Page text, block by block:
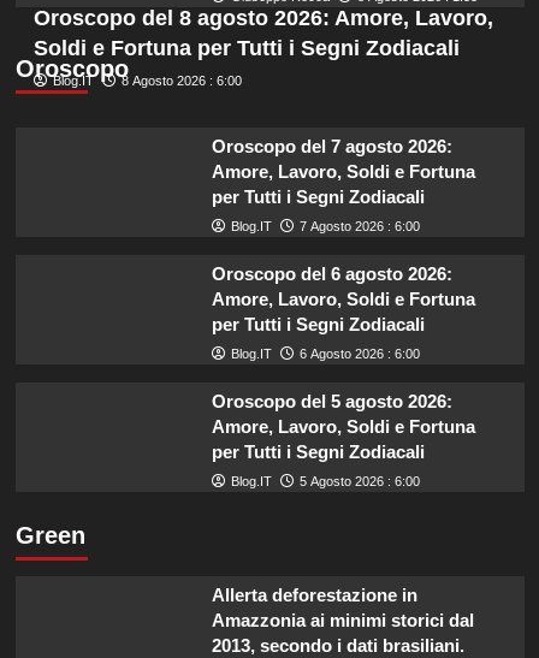
Oroscopo
Oroscopo del 8 agosto 2026: Amore, Lavoro,
Soldi e Fortuna per Tutti i Segni Zodiacali
Blog.IT 8 Agosto 2026 : 6:00
Oroscopo del 7 agosto 2026:
Amore, Lavoro, Soldi e Fortuna
per Tutti i Segni Zodiacali
Blog.IT 7 Agosto 2026 : 6:00
Oroscopo del 6 agosto 2026:
Amore, Lavoro, Soldi e Fortuna
per Tutti i Segni Zodiacali
Blog.IT 6 Agosto 2026 : 6:00
Oroscopo del 5 agosto 2026:
Amore, Lavoro, Soldi e Fortuna
per Tutti i Segni Zodiacali
Blog.IT 5 Agosto 2026 : 6:00
Green
Allerta deforestazione in
Amazzonia ai minimi storici dal
2013, secondo i dati brasiliani.